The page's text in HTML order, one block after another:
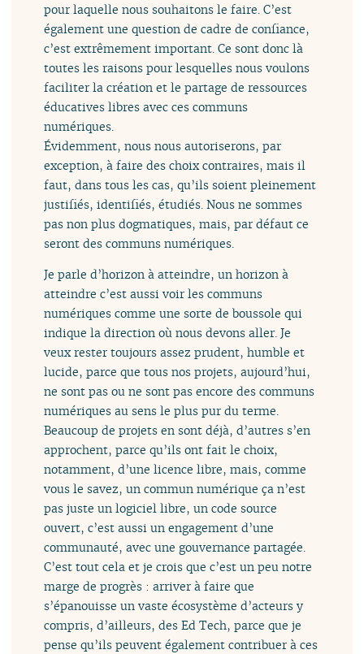
pour laquelle nous souhaitons le faire. C’est
également une question de cadre de confiance,
c’est extrêmement important. Ce sont donc là
toutes les raisons pour lesquelles nous voulons
faciliter la création et le partage de ressources
éducatives libres avec ces communs
numériques.
Évidemment, nous nous autoriserons, par
exception, à faire des choix contraires, mais il
faut, dans tous les cas, qu’ils soient pleinement
justifiés, identifiés, étudiés. Nous ne sommes
pas non plus dogmatiques, mais, par défaut ce
seront des communs numériques.
Je parle d’horizon à atteindre, un horizon à
atteindre c’est aussi voir les communs
numériques comme une sorte de boussole qui
indique la direction où nous devons aller. Je
veux rester toujours assez prudent, humble et
lucide, parce que tous nos projets, aujourd’hui,
ne sont pas ou ne sont pas encore des communs
numériques au sens le plus pur du terme.
Beaucoup de projets en sont déjà, d’autres s’en
approchent, parce qu’ils ont fait le choix,
notamment, d’une licence libre, mais, comme
vous le savez, un commun numérique ça n’est
pas juste un logiciel libre, un code source
ouvert, c’est aussi un engagement d’une
communauté, avec une gouvernance partagée.
C’est tout cela et je crois que c’est un peu notre
marge de progrès : arriver à faire que
s’épanouisse un vaste écosystème d’acteurs y
compris, d’ailleurs, des Ed Tech, parce que je
pense qu’ils peuvent également contribuer à ces